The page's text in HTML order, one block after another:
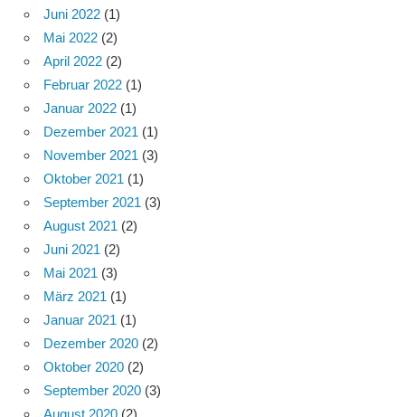
Juni 2022 (1)
Mai 2022 (2)
April 2022 (2)
Februar 2022 (1)
Januar 2022 (1)
Dezember 2021 (1)
November 2021 (3)
Oktober 2021 (1)
September 2021 (3)
August 2021 (2)
Juni 2021 (2)
Mai 2021 (3)
März 2021 (1)
Januar 2021 (1)
Dezember 2020 (2)
Oktober 2020 (2)
September 2020 (3)